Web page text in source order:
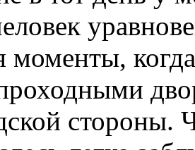
моменты,
стороны.